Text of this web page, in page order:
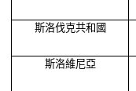
斯洛伐克共和國
斯洛維尼亞